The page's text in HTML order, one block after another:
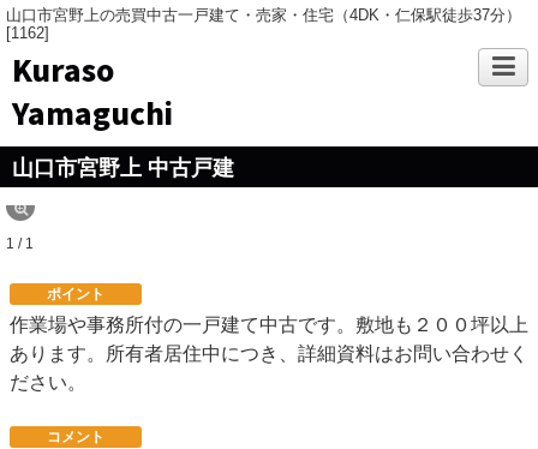
山口市宮野上の売買中古一戸建て・売家・住宅（4DK・仁保駅徒歩37分）
[1162]
Kuraso
Yamaguchi
山口市宮野上 中古戸建
1 / 1
ポイント
作業場や事務所付の一戸建て中古です。敷地も２００坪以上
あります。所有者居住中につき、詳細資料はお問い合わせく
ださい。
コメント